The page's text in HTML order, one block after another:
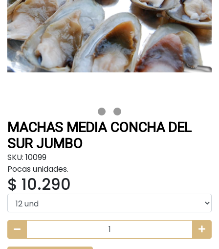
MACHAS MEDIA CONCHA DEL
SUR JUMBO
SKU: 10099
Pocas unidades.
$ 10.290